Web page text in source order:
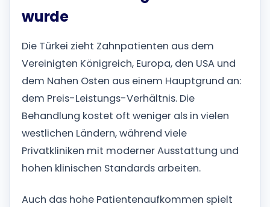
wurde
Die Türkei zieht Zahnpatienten aus dem
Vereinigten Königreich, Europa, den USA und
dem Nahen Osten aus einem Hauptgrund an:
dem Preis-Leistungs-Verhältnis. Die
Behandlung kostet oft weniger als in vielen
westlichen Ländern, während viele
Privatkliniken mit moderner Ausstattung und
hohen klinischen Standards arbeiten.
Auch das hohe Patientenaufkommen spielt